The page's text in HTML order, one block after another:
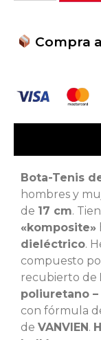
Compra
Bota-Tenis
hombres y
de 17 cm.
«komposite»
dieléctrico.
compuesto
recubierto de
poliuretano –
con fórmula
de VANVIEN.